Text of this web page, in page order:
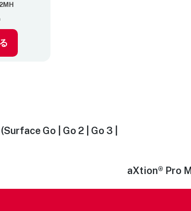
Go | Go 2 | Go 3 |
aXtion® Pro